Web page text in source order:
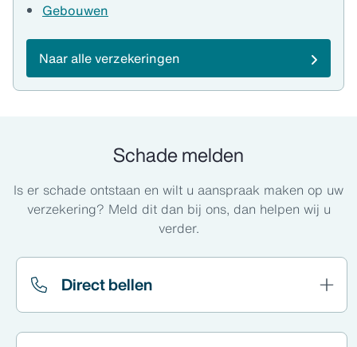
Gebouwen
Naar alle verzekeringen
Schade melden
Is er schade ontstaan en wilt u aanspraak maken op uw
verzekering? Meld dit dan bij ons, dan helpen wij u
verder.
Direct bellen